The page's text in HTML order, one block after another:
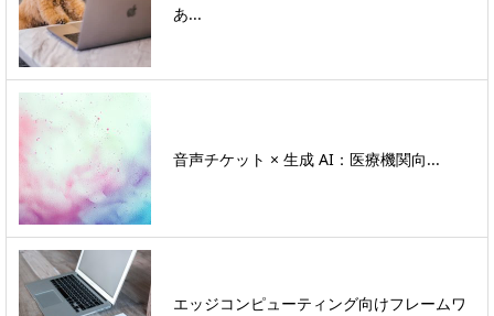
あ...
音声チケット × 生成 AI：医療機関向...
エッジコンピューティング向けフレームワ